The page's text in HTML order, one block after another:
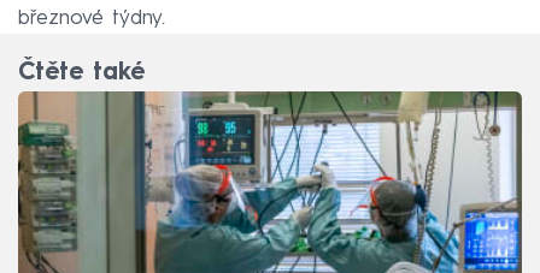
březnové týdny.
Čtěte také